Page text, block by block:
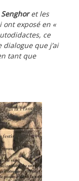
Senghoret les
exposé en «
ce
dialogue que j’ai
tant que